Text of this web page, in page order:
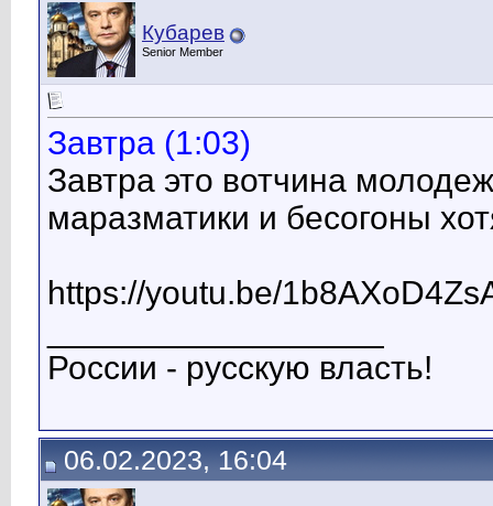
Кубарев
Senior Member
Завтра (1:03)
Завтра это вотчина
маразматики и бесогоны
https://youtu.be/
России - русскую власть!
06.02.2023, 16:04